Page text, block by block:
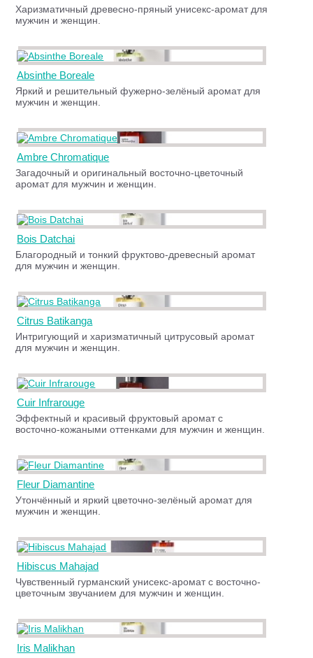
Харизматичный древесно-пряный унисекс-аромат для
мужчин и женщин.
Absinthe Boreale
Яркий и решительный фужерно-зелёный аромат для
мужчин и женщин.
Ambre Chromatique
Загадочный и оригинальный восточно-цветочный
аромат для мужчин и женщин.
Bois Datchai
Благородный и тонкий фруктово-древесный аромат
для мужчин и женщин.
Citrus Batikanga
Интригующий и харизматичный цитрусовый аромат
для мужчин и женщин.
Cuir Infrarouge
Эффектный и красивый фруктовый аромат с
восточно-кожаными оттенками для мужчин и женщин.
Fleur Diamantine
Утончённый и яркий цветочно-зелёный аромат для
мужчин и женщин.
Hibiscus Mahajad
Чувственный гурманский унисекс-аромат с восточно-
цветочным звучанием для мужчин и женщин.
Iris Malikhan